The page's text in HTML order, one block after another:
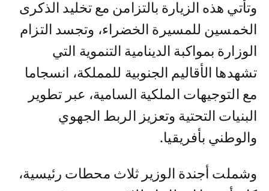
وتأتي هذه الزيارة بالتزامن مع تخليد الذكرى
الخمسين للمسيرة الخضراء، وتجسد التزام
الوزارة بمواكبة الدينامية التنموية التي
تشهدها الأقاليم الجنوبية للمملكة، انسجاما
مع التوجيهات الملكية السامية، عبر تطوير
البنيات التحتية وتعزيز الربط الجهوي
والوطني بأفريقيا.
وشملت أجندة الوزير ثلاث محطات رئيسية،